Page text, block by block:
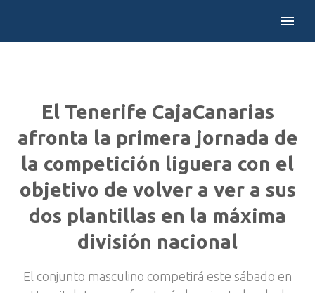
El Tenerife CajaCanarias
afronta la primera jornada de
la competición liguera con el
objetivo de volver a ver a sus
dos plantillas en la máxima
división nacional
El conjunto masculino competirá este sábado en